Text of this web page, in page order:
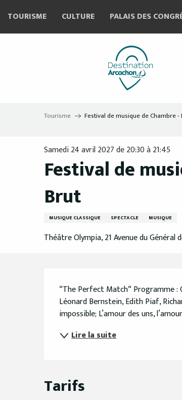
contenu
TOURISME CULTURE PALAIS DES
Tourisme Festival de musique de Chambre
Samedi 24 avril 2027 de 20:30 à 21:45
Festival de
Brut
MUSIQUE CLASSIQUE SPECTACLE MUSIQUE
Théâtre Olympia, 21 Avenue du Général
Description
“The Perfect Match“ Programme :
Léonard Bernstein, Edith Piaf,
impossible; L’amour des uns,
Lire la suite
Tarifs